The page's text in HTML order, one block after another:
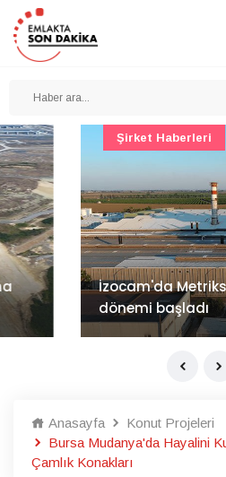
İzocam'da Metriks Sistemi
dönemi başladı
Şirket Haberleri
Anasayfa
Konut Projeleri
Bursa Mudanya'da Hayalini
Çamlık Konakları